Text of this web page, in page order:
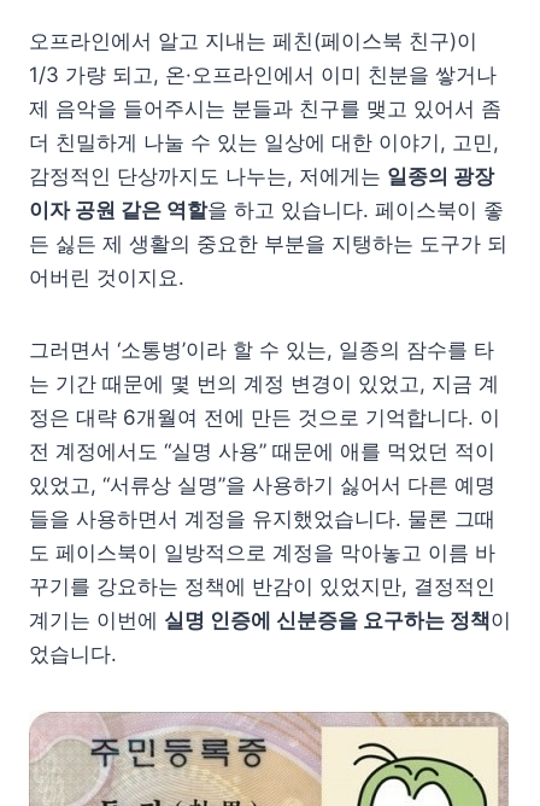
오프라인에서 알고 지내는 페친(페이스북 친구)이
1/3 가량 되고, 온·오프라인에서 이미 친분을 쌓거나
제 음악을 들어주시는 분들과 친구를 맺고 있어서 좀
더 친밀하게 나눌 수 있는 일상에 대한 이야기, 고민,
감정적인 단상까지도 나누는, 저에게는 일종의 광장
이자 공원 같은 역할을 하고 있습니다. 페이스북이 좋
든 싫든 제 생활의 중요한 부분을 지탱하는 도구가 되
어버린 것이지요.
그러면서 ‘소통병’이라 할 수 있는, 일종의 잠수를 타
는 기간 때문에 몇 번의 계정 변경이 있었고, 지금 계
정은 대략 6개월여 전에 만든 것으로 기억합니다. 이
전 계정에서도 “실명 사용” 때문에 애를 먹었던 적이
있었고, “서류상 실명”을 사용하기 싫어서 다른 예명
들을 사용하면서 계정을 유지했었습니다. 물론 그때
도 페이스북이 일방적으로 계정을 막아놓고 이름 바
꾸기를 강요하는 정책에 반감이 있었지만, 결정적인
계기는 이번에 실명 인증에 신분증을 요구하는 정책이
었습니다.